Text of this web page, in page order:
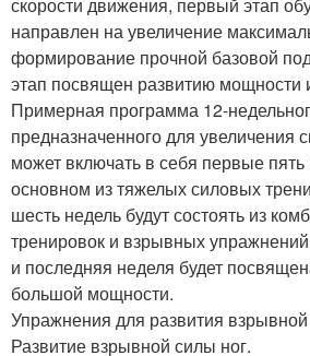
скорости движения, первый этап
направлен на увеличение
формирование прочной базовой
этап посвящен развитию мощности
Примерная программа 12-
предназначенного для увеличения
может включать в себя первые
основном из тяжелых силовых
шесть недель будут состоять из
тренировок и взрывных
и последняя неделя будет
большой мощности.
Упражнения для развития
Развитие взрывной силы ног.